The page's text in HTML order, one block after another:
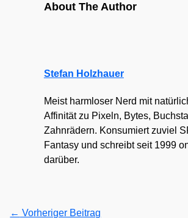
About The Author
Stefan Holzhauer
Meist harmloser Nerd mit
Affinität zu Pixeln, Bytes,
Zahnrädern. Konsumiert zuviel
Fantasy und schreibt seit 1999
darüber.
← Vorheriger Beitrag